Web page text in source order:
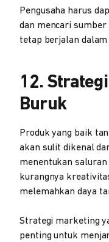
Pengusaha harus
dan mencari sumber
tetap berjalan
12.
Buruk
Produk yang baik
akan sulit dikenal
menentukan
kurangnya
melemahkan daya
Strategi marketing
penting untuk